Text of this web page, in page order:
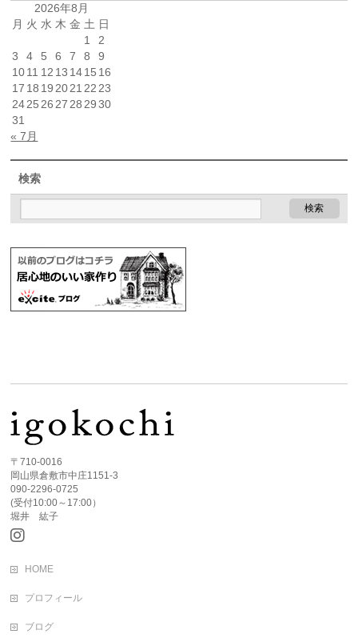
2026年8月
月 火 水 木 金 土 日
1
2
3
4 5 6 7 8
9
1011 12 13 1415 16
17 18 19 2021 22 23
2425 26 27 28 29 30
31
« 7月
検索
〒710-0016
岡山県倉敷市中庄1151-3
090-2296-0725
(受付10:00～17:00）
堀井 紘子
HOME
プロフィール
ブログ